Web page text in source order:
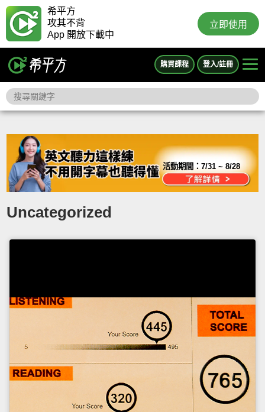
希平方
攻其不背
App 開放下載中
立即使用
購買課程 登入/註冊
活動期間：7/31 ~ 8/28
Uncategorized